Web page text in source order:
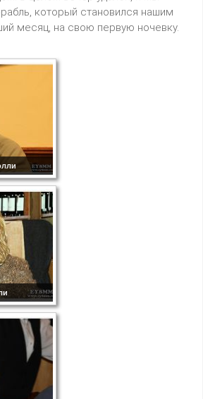
который становился нашим
месяц, на свою первую ночевку.